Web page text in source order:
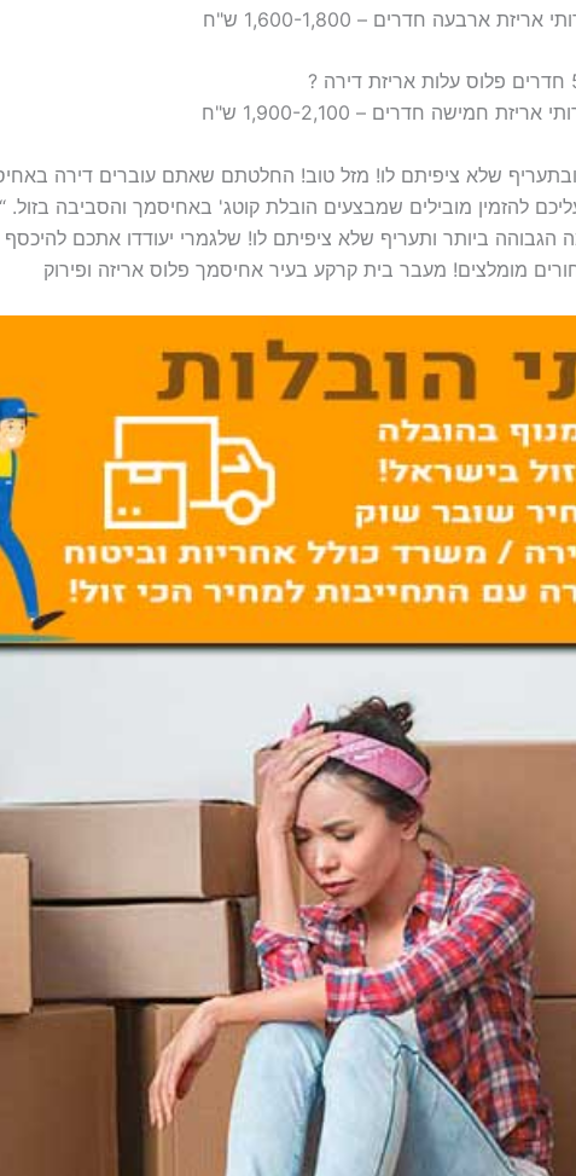
שלא ציפיתם לו! מזל טוב! החלטתם שאתם עוברים דירה
להזמין מובילים שמבצעים הובלת קוטג' באחיסמך והסביבה
הגבוהה ביותר ותעריף שלא ציפיתם לו! שלגמרי יעודדו אתכם
מומלצים! מעבר בית קרקע בעיר אחיסמך פלוס אריזה ופירוק